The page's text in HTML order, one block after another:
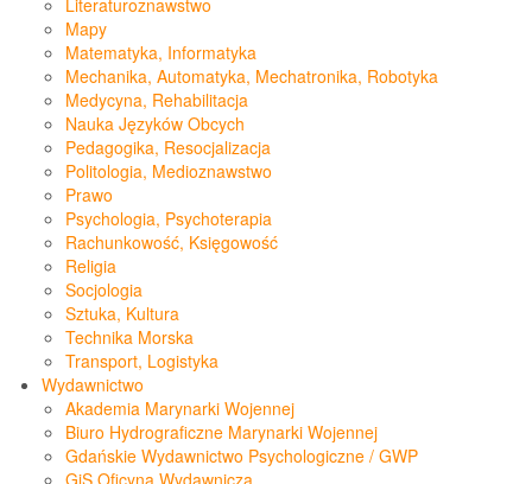
Literaturoznawstwo
Mapy
Matematyka, Informatyka
Mechanika, Automatyka, Mechatronika, Robotyka
Medycyna, Rehabilitacja
Nauka Języków Obcych
Pedagogika, Resocjalizacja
Politologia, Medioznawstwo
Prawo
Psychologia, Psychoterapia
Rachunkowość, Księgowość
Religia
Socjologia
Sztuka, Kultura
Technika Morska
Transport, Logistyka
Wydawnictwo
Akademia Marynarki Wojennej
Biuro Hydrograficzne Marynarki Wojennej
Gdańskie Wydawnictwo Psychologiczne / GWP